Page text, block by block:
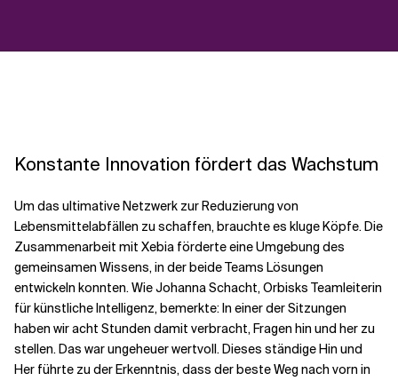
Konstante Innovation fördert das Wachstum
Um das ultimative Netzwerk zur Reduzierung von
Lebensmittelabfällen zu schaffen, brauchte es kluge Köpfe. Die
Zusammenarbeit mit Xebia förderte eine Umgebung des
gemeinsamen Wissens, in der beide Teams Lösungen
entwickeln konnten. Wie Johanna Schacht, Orbisks Teamleiterin
für künstliche Intelligenz, bemerkte: In einer der Sitzungen
haben wir acht Stunden damit verbracht, Fragen hin und her zu
stellen. Das war ungeheuer wertvoll. Dieses ständige Hin und
Her führte zu der Erkenntnis, dass der beste Weg nach vorn in